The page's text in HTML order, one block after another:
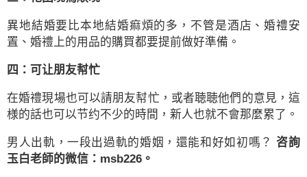
異地結婚要比本地結婚痲煩的多，不管是酒店、婚禮安
置、婚禮上的用品的購買都要提前做好準備。
四：可让朋友幇忙
在婚禮現場也可以請朋友幇忙，或者聴聴他們的意見，這
様的話也可以节约不少的時間，新人也就不會那麼累了。
男人出軌，一段出過軌的婚姻，還能和好如初嗎？ 咨詢
玉白老師的微信：msb226。